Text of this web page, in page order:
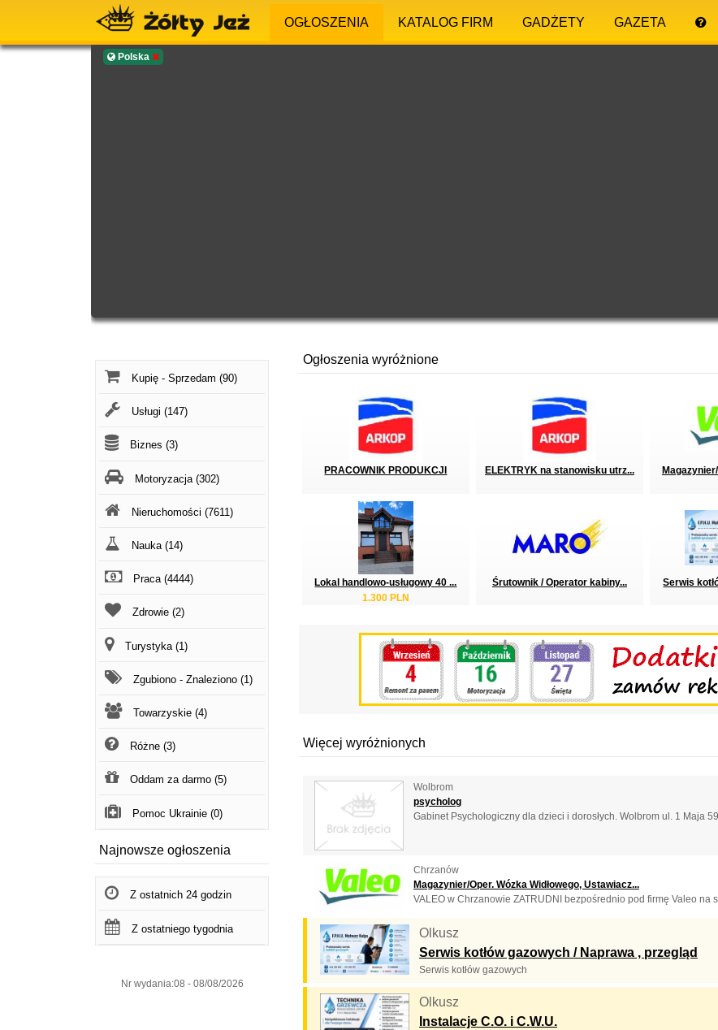
OGŁOSZENIA KATALOG FIRM GADŻETY GAZETA
Polska
Ogłoszenia wyróżnione
PRACOWNIK PRODUKCJI ELEKTRYK na stanowisku utrz...
Lokal handlowo-usługowy 40 ...
1.300 PLN
Śrutownik / Operator kabiny... Serwis
Więcej wyróżnionych
Wolbrom
psycholog
Gabinet Psychologiczny dla dzieci i dorosłych. Wolbrom ul. 1 Maja
Chrzanów
Magazynier/Oper. Wózka Widłowego, Ustawiacz...
VALEO w Chrzanowie ZATRUDNI bezpośrednio pod firmę Valeo na
Olkusz
Serwis kotłów gazowych / Naprawa , przegląd
Serwis kotłów gazowych
Olkusz
Instalacje C.O. i C.W.U.
Kupię - Sprzedam (90)
Usługi (147)
Biznes (3)
Motoryzacja (302)
Nieruchomości (7611)
Nauka (14)
Praca (4444)
Zdrowie (2)
Turystyka (1)
Zgubiono - Znaleziono (1)
Towarzyskie (4)
Różne (3)
Oddam za darmo (5)
Pomoc Ukrainie (0)
Najnowsze ogłoszenia
Z ostatnich 24 godzin
Z ostatniego tygodnia
Nr wydania:08 - 08/08/2026